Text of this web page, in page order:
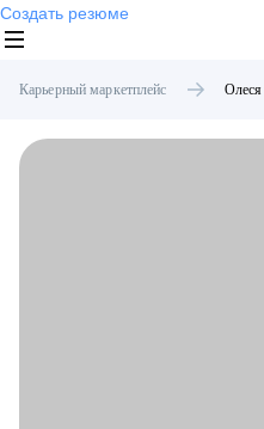
Создать резюме
Карьерный маркетплейс Олеся